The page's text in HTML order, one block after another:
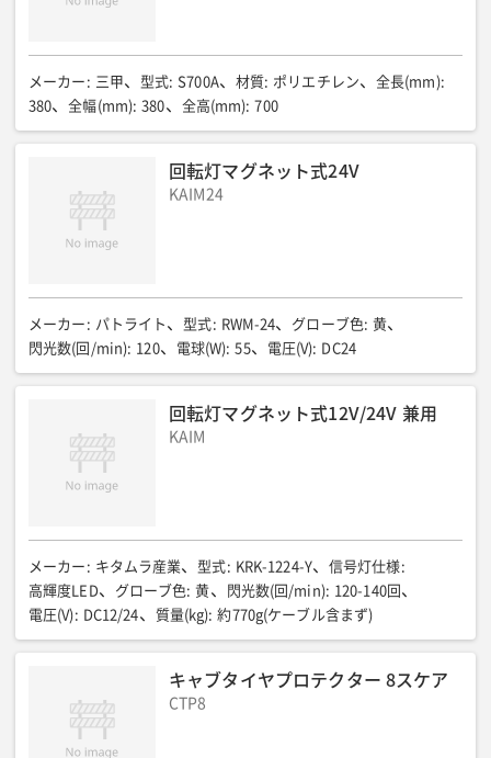
メーカー : 三甲 型式: S700A 材質: ポリエチレン 全長(mm):
380
全幅(mm): 380 全高(mm): 700
回転灯マグネット式24V
KAIM24
メーカー : パトライト 型式: RWM-24 グローブ色: 黄
閃光数(回/min): 120 電球(W): 55 電圧(V): DC24
回転灯マグネット式12V/24V 兼用
KAIM
メーカー : キタムラ産業 型式: KRK-1224-Y 信号灯仕様:
高輝度LED
グローブ色: 黄 閃光数(回/min): 120-140回
電圧(V): DC12/24 質量(kg): 約770g(ケーブル含まず)
キャブタイヤプロテクター 8スケア
CTP8